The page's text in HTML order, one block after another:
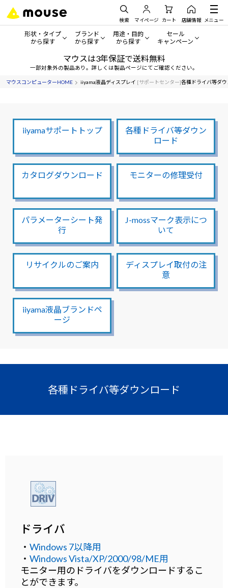
検索 マイページ カート 店舗情報 メニュー
形状・タイプ
から探す
形状・タイプから探す をすべてみる
デスクトップPC
タブレットPC
サーバー
ディスプレイ
Windows 11|Copilot+ PC
ブランド
から探す
mouse
G TUNE
DAIV
MousePro
用途・目的
から探す
一般向けパソコン
ゲーミングPC・ゲーム向けパソコン
ビジネス向けパソコン
学習向けパソコン
AIおすすめパソコン
Copilot+ PC
セール
キャンペーン
セール・キャンペーン
期間限定セール
アウトレットパソコン
すべて新品の旧モデル製品な
おすすめ目玉パソコン
今イチオシのパソコンをピッ
マウスは3年保証で送料無料
一部対象外の製品あり。詳しくは製品ページにてご確認ください。
マウスコンピューターHOME iiyama液晶ディスプレイ [サポートセンター]各種ドライバ等ダ
iiyamaサポートトップ
各種ドライバ等ダウン
ロード
カタログダウンロード モニターの修理受付
パラメーターシート発
行
J-mossマーク表示につ
いて
リサイクルのご案内
ディスプレイ取付の注
意
iiyama液晶ブランドペ
ージ
各種ドライバ等ダウンロード
ドライバ
・ Windows 7以降用
・ Windows Vista/XP/2000/98/ME用
モニター用のドライバをダウンロードするこ
とができます。